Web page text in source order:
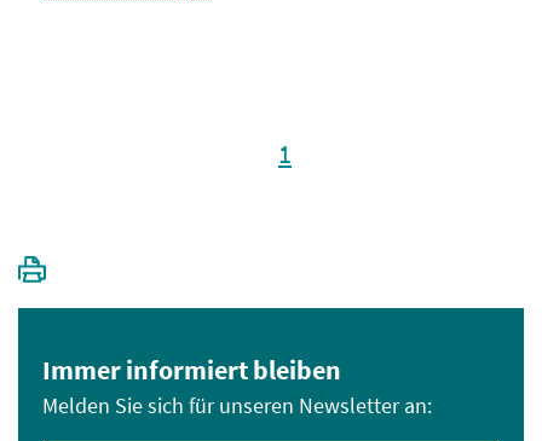
1
Immer informiert bleiben
Melden Sie sich für unseren Newsletter an: